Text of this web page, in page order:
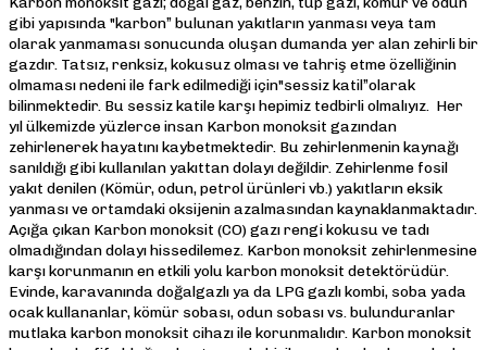
gibi yapısında "karbon” bulunan yakıtların yanması veya tam
olarak yanmaması sonucunda oluşan dumanda yer alan zehirli bir
gazdır. Tatsız, renksiz, kokusuz olması ve tahriş etme özelliğinin
olmaması nedeni ile fark edilmediği için"sessiz katil”olarak
bilinmektedir. Bu sessiz katile karşı hepimiz tedbirli olmalıyız. Her
yıl ülkemizde yüzlerce insan Karbon monoksit gazından
zehirlenerek hayatını kaybetmektedir. Bu zehirlenmenin kaynağı
sanıldığı gibi kullanılan yakıttan dolayı değildir. Zehirlenme fosil
yakıt denilen (Kömür, odun, petrol ürünleri vb.) yakıtların eksik
yanması ve ortamdaki oksijenin azalmasından kaynaklanmaktadır.
Açığa çıkan Karbon monoksit (CO) gazı rengi kokusu ve tadı
olmadığından dolayı hissedilemez. Karbon monoksit zehirlenmesine
karşı korunmanın en etkili yolu karbon monoksit detektörüdür.
Evinde, karavanında doğalgazlı ya da LPG gazlı kombi, soba yada
ocak kullananlar, kömür sobası, odun sobası vs. bulunduranlar
mutlaka karbon monoksit cihazı ile korunmalıdır. Karbon monoksit